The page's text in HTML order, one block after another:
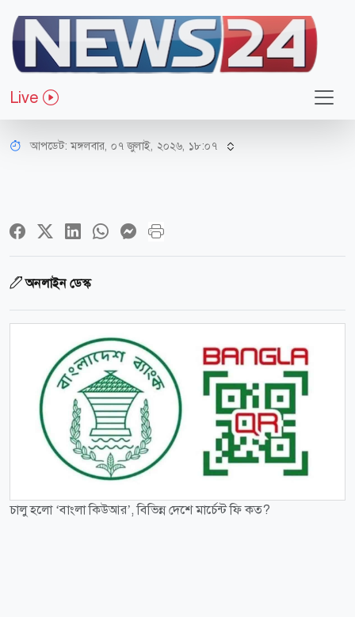
Live
অর্থ-বাণিজ্য
চালু হলো ‘বাংলা কিউআর’, বিভিন্ন দেশে
মার্চেন্ট ফি কত?
আপডেট: মঙ্গলবার, ০৭ জুলাই, ২০২৬, ১৮:০৭
অনলাইন ডেস্ক
চালু হলো ‘বাংলা কিউআর’, বিভিন্ন দেশে মার্চেন্ট ফি কত?